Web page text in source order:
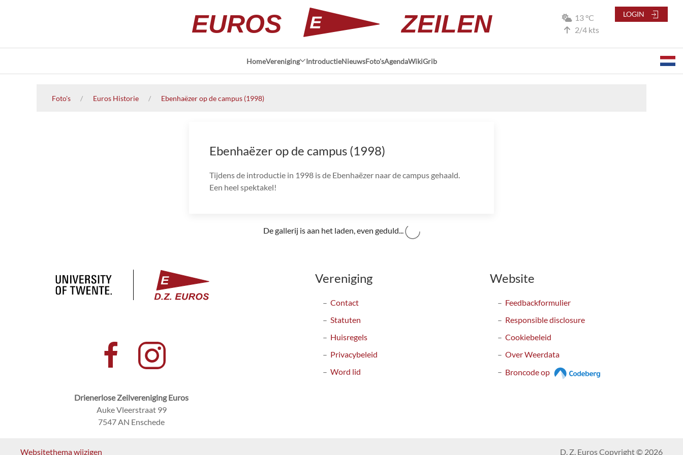
13 °C
2/4 kts
EUROS ZEILEN
HomeVereniging IntroductieNieuwsFoto'sAgendaWikiGrib
LOGIN
Foto's Euros Historie Ebenhaëzer op de campus (1998)
Ebenhaëzer op de campus (1998)
Tijdens de introductie in 1998 is de Ebenhaëzer naar de campus gehaald.
Een heel spektakel!
De gallerij is aan het laden, even geduld...
Drienerlose Zeilvereniging Euros
Auke Vleerstraat 99
7547 AN Enschede
Vereniging
Contact
Statuten
Huisregels
Privacybeleid
Word lid
Website
Feedbackformulier
Responsible disclosure
Cookiebeleid
Over Weerdata
Broncode op
Websitethema wijzigen D. Z. Euros Copyright © 2026